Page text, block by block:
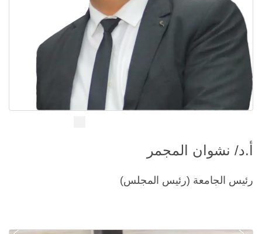
أ.د/ نشوان المجمر
رئيس الجامعة (رئيس المجلس)